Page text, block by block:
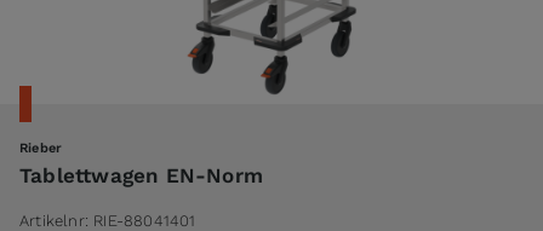
Rieber
Tablettwagen EN-Norm
Artikelnr: RIE-88041401